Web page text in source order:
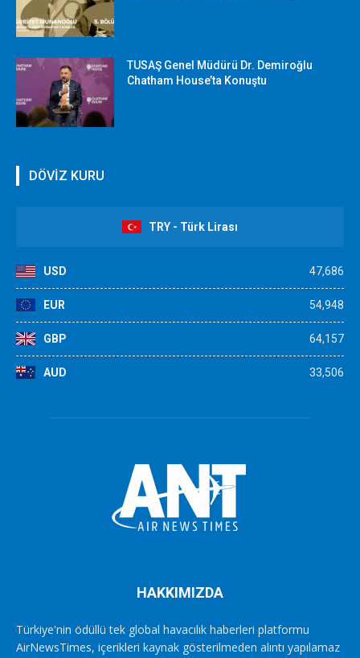
TUSAŞ Genel Müdürü Dr. Demiroğlu
Chatham House’ta Konuştu
DÖVİZ KURU
TRY - Türk Lirası
USD 47,686
EUR 54,948
GBP 64,157
AUD 33,506
HAKKIMIZDA
Türkiye'nin ödüllü tek global havacılık haberleri platformu
AirNewsTimes, içerikleri kaynak gösterilmeden alıntı yapılamaz